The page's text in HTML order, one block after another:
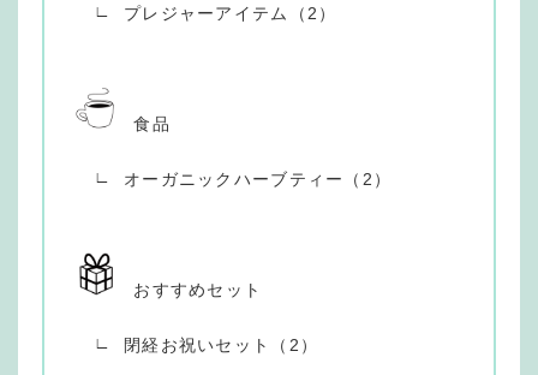
プレジャーアイテム（2）
食品
オーガニックハーブティー（2）
おすすめセット
閉経お祝いセット（2）